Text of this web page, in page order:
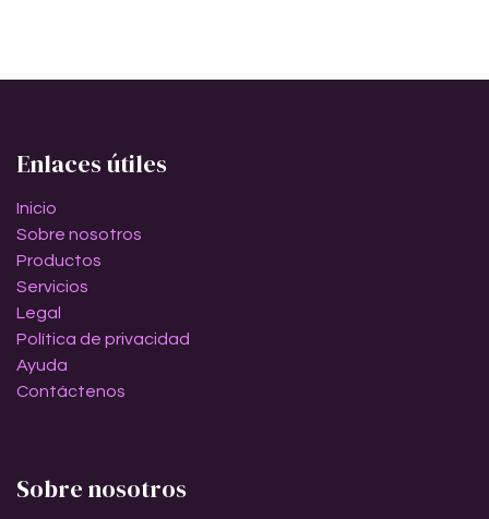
Enlaces útiles
Inicio
Sobre nosotros
Productos
Servicios
Legal
Política de privacidad
Ayuda
Contáctenos
Sobre nosotros